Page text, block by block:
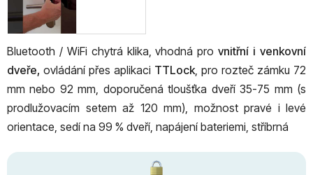
Bluetooth / WiFi chytrá klika, vhodná provnitřní i venkovní
dveře, ovládání přes aplikaci TTLock , pro rozteč zámku 72
mm nebo 92 mm, doporučená tloušťka dveří 35-75 mm (s
prodlužovacím setem až 120 mm), možnost pravé i levé
orientace, sedí na 99 % dveří, napájení bateriemi, stříbrná